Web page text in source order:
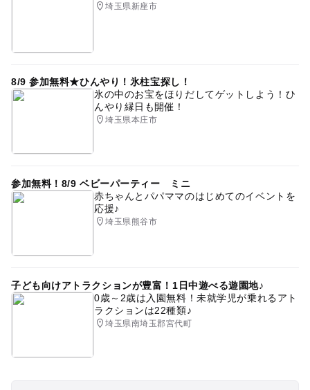
埼玉県新座市
8/9 参加無料★ひんやり！氷柱宝探し！
氷の中のお宝をほりだしてゲットしよう！ひ
んやり縁日も開催！
埼玉県本庄市
参加無料！8/9 ベビーパーティー ミニ
赤ちゃんとパパママのはじめてのイベントを
応援♪
埼玉県熊谷市
子ども向けアトラクションが豊富！1日中遊べる遊園地♪
0歳～2歳は入園無料！未就学児が乗れるアト
ラクションは22種類♪
埼玉県南埼玉郡宮代町